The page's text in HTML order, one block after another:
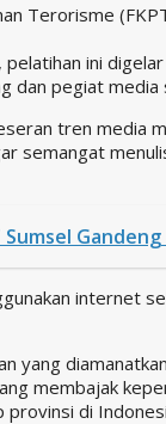
Terorisme
ini
dan pegiat media
tren media
semangat
internet
yang
membajak
provinsi di